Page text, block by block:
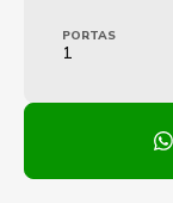
PORTAS
1